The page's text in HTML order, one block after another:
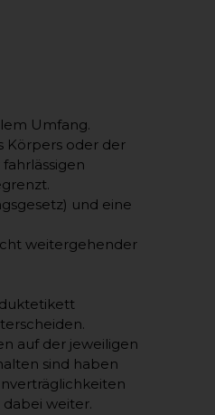
Umfang.
Körpers oder der
und eine
weitergehender
auf der jeweiligen
sind haben
weiter.